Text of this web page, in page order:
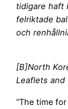
tidigare haft
felriktade
och
[B]North
Leaflets and
“The time